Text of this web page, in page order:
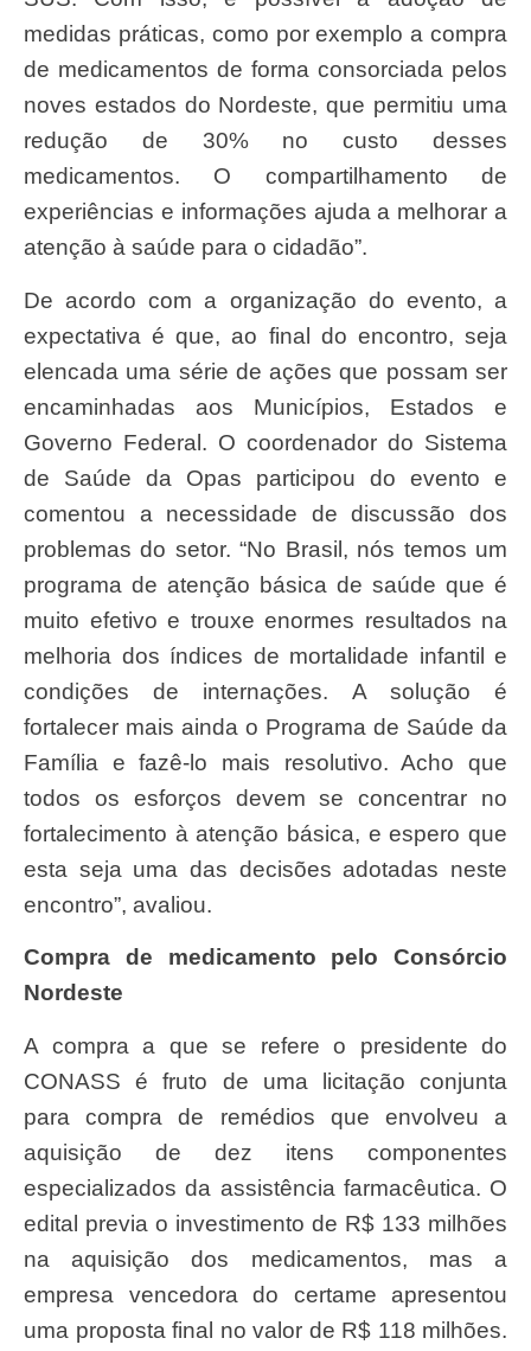
medidas práticas, como por exemplo a compra
de medicamentos de forma consorciada pelos
noves estados do Nordeste, que permitiu uma
redução de 30% no custo desses
medicamentos. O compartilhamento de
experiências e informações ajuda a melhorar a
atenção à saúde para o cidadão”.
De acordo com a organização do evento, a
expectativa é que, ao final do encontro, seja
elencada uma série de ações que possam ser
encaminhadas aos Municípios, Estados e
Governo Federal. O coordenador do Sistema
de Saúde da Opas participou do evento e
comentou a necessidade de discussão dos
problemas do setor. “No Brasil, nós temos um
programa de atenção básica de saúde que é
muito efetivo e trouxe enormes resultados na
melhoria dos índices de mortalidade infantil e
condições de internações. A solução é
fortalecer mais ainda o Programa de Saúde da
Família e fazê-lo mais resolutivo. Acho que
todos os esforços devem se concentrar no
fortalecimento à atenção básica, e espero que
esta seja uma das decisões adotadas neste
encontro”, avaliou.
Compra de medicamento pelo Consórcio
Nordeste
A compra a que se refere o presidente do
CONASS é fruto de uma licitação conjunta
para compra de remédios que envolveu a
aquisição de dez itens componentes
especializados da assistência farmacêutica. O
edital previa o investimento de R$ 133 milhões
na aquisição dos medicamentos, mas a
empresa vencedora do certame apresentou
uma proposta final no valor de R$ 118 milhões.